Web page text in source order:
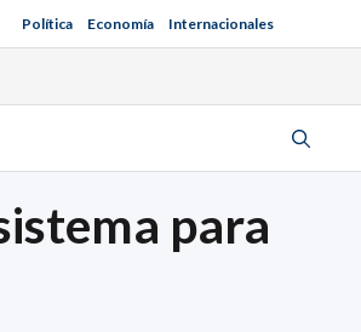
Política Economía Internacionales
para